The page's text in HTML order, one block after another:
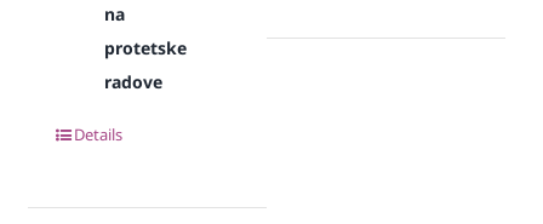
na
protetske
radove
Details